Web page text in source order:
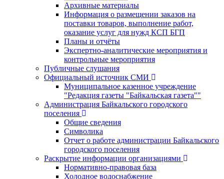
Архивные материалы
Информация о размещении заказов на
поставки товаров, выполнение работ,
оказание услуг для нужд КСП БГП
Планы и отчёты
Экспертно-аналитические мероприятия и
контрольные мероприятия
Публичные слушания
Официальный источник СМИ
Муниципальное казенное учреждение
"Редакция газеты "Байкальская газета""
Администрация Байкальского городского
поселения
Общие сведения
Символика
Отчет о работе администрации Байкальского
городского поселения
Раскрытие информации организациями
Нормативно-правовая база
Холодное водоснабжение